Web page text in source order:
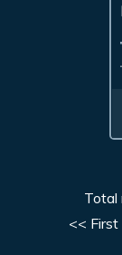
Total
<< First